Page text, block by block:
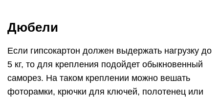
Дюбели
Если гипсокартон должен выдержать нагрузку до
5 кг, то для крепления подойдет обыкновенный
саморез. На таком креплении можно вешать
фоторамки, крючки для ключей, полотенец или